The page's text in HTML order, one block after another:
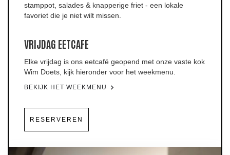
stamppot, salades & knapperige friet - een lokale
favoriet die je niet wilt missen.
VRIJDAG EETCAFE
Elke vrijdag is ons eetcafé geopend met onze vaste kok
Wim Doets, kijk hieronder voor het weekmenu.
BEKIJK HET WEEKMENU
RESERVEREN